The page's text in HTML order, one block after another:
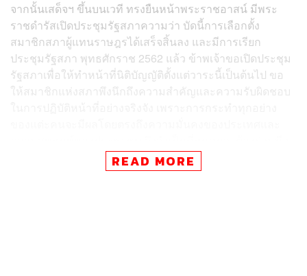
จากนั้นเสด็จฯ ขึ้นบนเวที ทรงยืนหน้าพระราชอาสน์ มีพระ
ราชดำรัสเปิดประชุมรัฐสภาความว่า บัดนี้การเลือกตั้ง
สมาชิกสภาผู้แทนราษฎรได้เสร็จสิ้นลง และมีการเรียก
ประชุมรัฐสภา พุทธศักราช 2562 แล้ว ข้าพเจ้าขอเปิดประชุม
รัฐสภาเพื่อให้ทำหน้าที่นิติบัญญัติตั้งแต่วาระนี้เป็นต้นไป ขอ
ให้สมาชิกแห่งสภาพึงนึกถึงความสำคัญและความรับผิดชอบ
กันปฏิบัติภารกิจทั้งปวงโดยเต็มสติปัญญาความสามารถ ด้วย
ความสุจริต และด้วยความคิดพิจารณาอันสุขุมรอบคอบ หนัก
READ MORE